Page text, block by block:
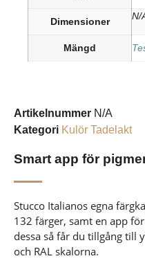
Dimensioner N/
Mängd
Artikelnummer N/A
Kategori Kulör Tadelakt
Smart app för
Stucco Italianos egna
132 färger, samt en app
dessa så får du tillgång till
och RAL skalorna.